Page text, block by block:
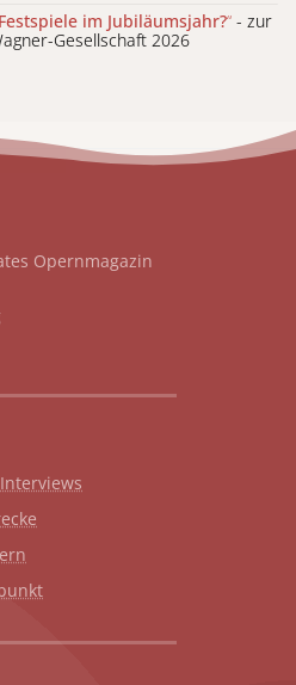
im Jubiläumsjahr?“ - zur
Gesellschaft 2026
Opernmagazin
Interviews